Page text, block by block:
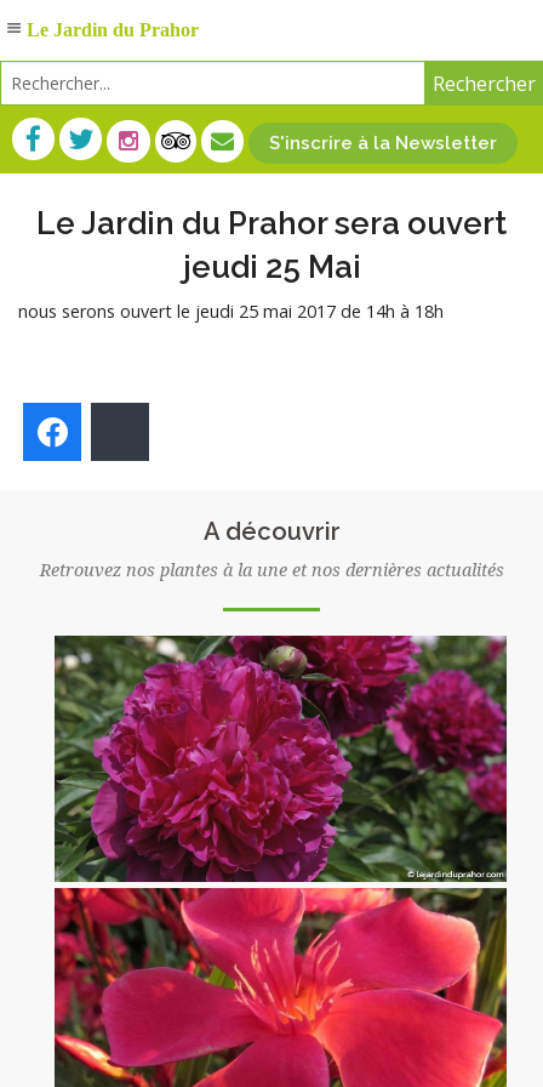
S'inscrire à la Newsletter
Le Jardin du Prahor sera ouvert
jeudi 25 Mai
nous serons ouvert le jeudi 25 mai 2017 de 14h à 18h
A découvrir
Retrouvez nos plantes à la une et nos dernières actualités
Pivoine Félix Crousse
x
Le Jardin du Prahor